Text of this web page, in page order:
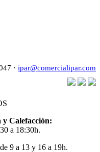
· ipar@comercialipar.com
y Calefacción:
a 18:30h.
9 a 13 y 16 a 19h.